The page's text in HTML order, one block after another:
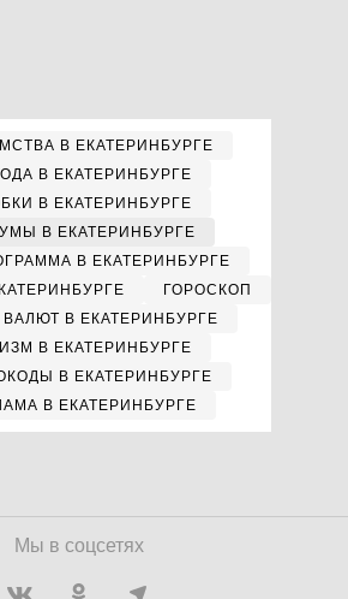
В ЕКАТЕРИНБУРГЕ
В ЕКАТЕРИНБУРГЕ
В ЕКАТЕРИНБУРГЕ
В ЕКАТЕРИНБУРГЕ
В ЕКАТЕРИНБУРГЕ
ГОРОСКОП
В ЕКАТЕРИНБУРГЕ
В ЕКАТЕРИНБУРГЕ
В ЕКАТЕРИНБУРГЕ
В ЕКАТЕРИНБУРГЕ
Мы в соцсетях